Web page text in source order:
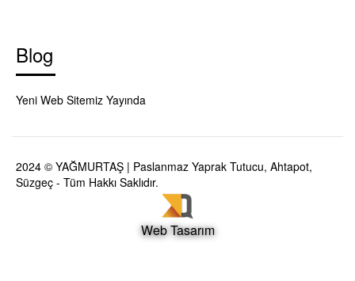
Blog
Yeni Web Sitemiz Yayında
2024 © YAĞMURTAŞ | Paslanmaz Yaprak Tutucu, Ahtapot,
Süzgeç - Tüm Hakkı Saklıdır.
Web Tasarım